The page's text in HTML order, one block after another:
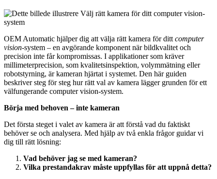
OEM Automatic hjälper dig att välja rätt kamera för ditt computer
vision-system – en avgörande komponent när bildkvalitet och
precision inte får kompromissas. I applikationer som kräver
millimeterprecision, som kvalitetsinspektion, volymmätning eller
robotstyrning, är kameran hjärtat i systemet. Den här guiden
beskriver steg för steg hur rätt val av kamera lägger grunden för ett
välfungerande computer vision-system.
Börja med behoven – inte kameran
Det första steget i valet av kamera är att förstå vad du faktiskt
behöver se och analysera. Med hjälp av två enkla frågor guidar vi
dig till rätt lösning:
Vad behöver jag se med kameran?
Vilka prestandakrav måste uppfyllas för att uppnå detta?